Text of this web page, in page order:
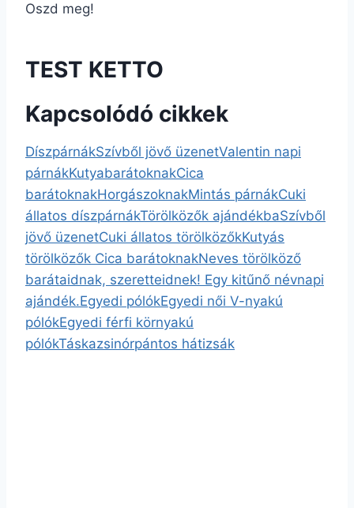
Oszd meg!
TEST KETTO
Kapcsolódó cikkek
DíszpárnákSzívből jövő üzenetValentin napi
párnákKutyabarátoknakCica
barátoknakHorgászoknakMintás párnákCuki
állatos díszpárnákTörölközők ajándékbaSzívből
jövő üzenetCuki állatos törölközőkKutyás
törölközők Cica barátoknakNeves törölköző
barátaidnak, szeretteidnek! Egy kitűnő névnapi
ajándék.Egyedi pólókEgyedi női V-nyakú
pólókEgyedi férfi környakú
pólókTáskazsinórpántos hátizsák